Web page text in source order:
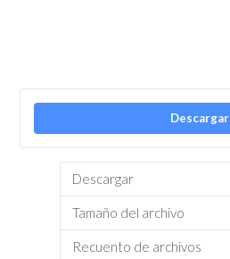
Descargar
Descargar
Tamaño del archivo
Recuento de archivos